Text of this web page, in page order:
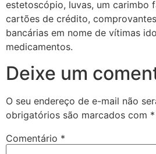
estetoscópio, luvas, um carimbo
cartões de crédito,
bancárias em nome de vítimas
medicamentos.
Deixe um
O seu endereço de e-mail não
obrigatórios são marcados com *
Comentário *